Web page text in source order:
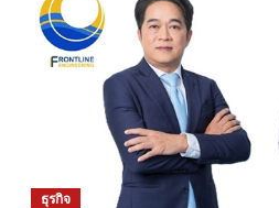
ธุรกิจ